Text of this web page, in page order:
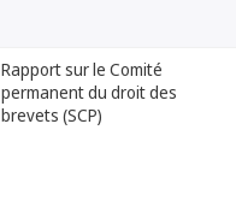
Rapport sur le Comité
permanent du droit des
brevets (SCP)